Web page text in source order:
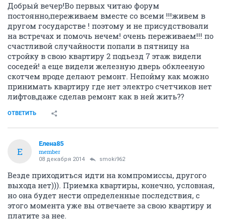
Добрый вечер!Во первых читаю форум
постоянно,переживаем вместе со всеми !!!живем в
другом государстве ! поэтому и не присудствовали
на встречах и помочь нечем! очень переживаем!!! по
счастливой случайности попали в пятницу на
стройку в свою квартиру 2 подьезд 7 этаж видели
соседей! а еще видели железную дверь обклееную
скотчем вроде делают ремонт. Непойму как можно
принимать квартиру где нет электро счетчиков нет
лифтов,даже сделав ремонт как в ней жить??
ОТВЕТИТЬ
Е
Елена85
member
08 декабря 2014 smoki962
Везде приходиться идти на компромиссы, другого
выхода нет))). Приемка квартиры, конечно, условная,
но она будет нести определенные последствия, с
этого момента уже вы отвечаете за свою квартиру и
платите за нее.